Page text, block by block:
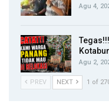
Agu 4,
Agu 2,
PREV NEXT 1 of